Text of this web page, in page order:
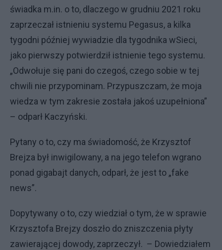
świadka m.in. o to, dlaczego w grudniu 2021 roku
zaprzeczał istnieniu systemu Pegasus, a kilka
tygodni później wywiadzie dla tygodnika wSieci,
jako pierwszy potwierdził istnienie tego systemu.
„Odwołuje się pani do czegoś, czego sobie w tej
chwili nie przypominam. Przypuszczam, że moja
wiedza w tym zakresie została jakoś uzupełniona”
– odparł Kaczyński.
Pytany o to, czy ma świadomość, że Krzysztof
Brejza był inwigilowany, a na jego telefon wgrano
ponad gigabajt danych, odparł, że jest to „fake
news”.
Dopytywany o to, czy wiedział o tym, że w sprawie
Krzysztofa Brejzy doszło do zniszczenia płyty
zawierającej dowody, zaprzeczył. – Dowiedziałem